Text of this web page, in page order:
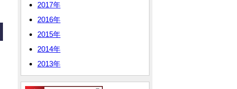
2017年
2016年
2015年
2014年
2013年